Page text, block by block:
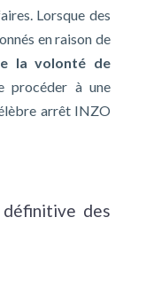
Lorsque des
en raison de
la volonté de
procéder à une
arrêt INZO
des